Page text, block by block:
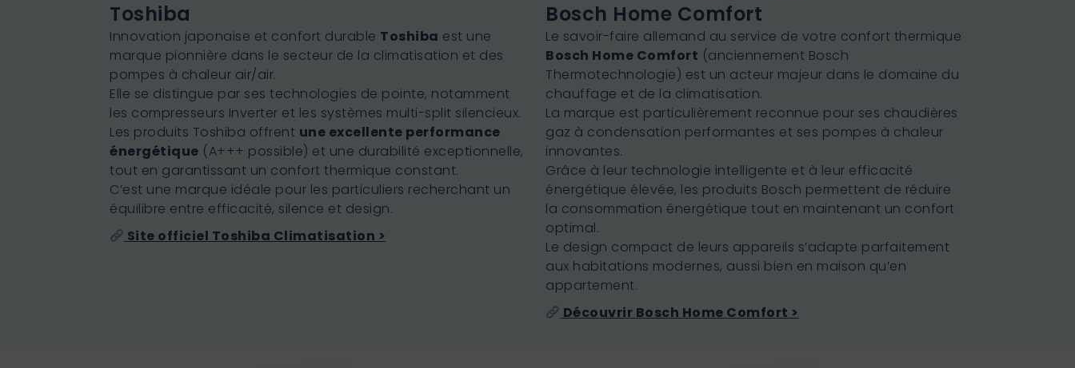
Toshiba
Innovation japonaise et confort durable Toshiba est une
marque pionnière dans le secteur de la climatisation et des
pompes à chaleur air/air.
Elle se distingue par ses technologies de pointe, notamment
les compresseurs Inverter et les systèmes multi-split silencieux.
Les produits Toshiba offrent une excellente performance
énergétique (A+++ possible) et une durabilité exceptionnelle,
tout en garantissant un confort thermique constant.
C’est une marque idéale pour les particuliers recherchant un
équilibre entre efficacité, silence et design.
Site officiel Toshiba Climatisation >
Bosch Home Comfort
Le savoir-faire allemand au service de votre confort thermique
Bosch Home Comfort (anciennement Bosch
Thermotechnologie) est un acteur majeur dans le domaine du
chauffage et de la climatisation.
La marque est particulièrement reconnue pour ses chaudières
gaz à condensation performantes et ses pompes à chaleur
innovantes.
Grâce à leur technologie intelligente et à leur efficacité
énergétique élevée, les produits Bosch permettent de réduire
la consommation énergétique tout en maintenant un confort
optimal.
Le design compact de leurs appareils s’adapte parfaitement
aux habitations modernes, aussi bien en maison qu’en
appartement.
Découvrir Bosch Home Comfort >